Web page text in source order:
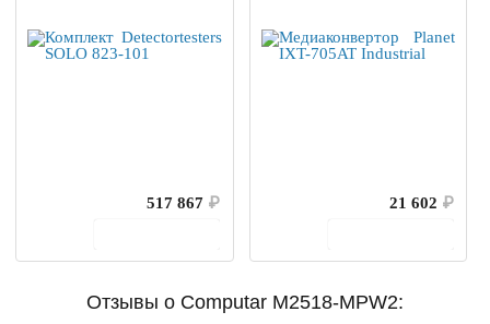
517 867 ₽
21 602 ₽
Отзывы о Computar M2518-MPW2: